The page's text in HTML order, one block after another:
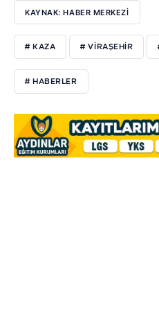
KAYNAK: HABER MERKEZI
# KAZA # VIRAŞEHIR
# HABERLER